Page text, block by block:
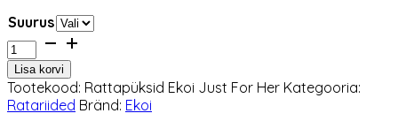
Suurus
Rattapüksid
naistele
Ekoi
Just
For
Lisa korvi
Tootekood: Rattapüksid Ekoi Just For Her Kategooria:
Ratariided Bränd: Ekoi